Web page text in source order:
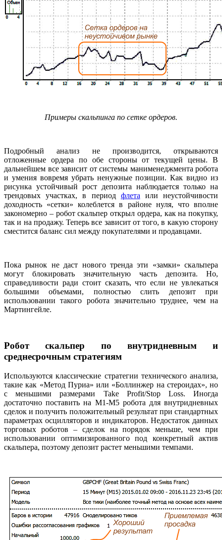
Примеры скальпинга по сетке ордеров.
Подробный анализ не производится, открываются
отложенные ордера по обе стороны от текущей цены. В
дальнейшем все зависит от системы манименеджмента робота
и умения вовремя убрать ненужные позиции. Как видно из
рисунка устойчивый рост депозита наблюдается только на
трендовых участках, в период флета или неустойчивости
доходность «сетки» колеблется в районе нуля, что вполне
закономерно – робот скальпер открыл ордера, как на покупку,
так и на продажу. Теперь все зависит от того, в какую сторону
сместится баланс сил между покупателями и продавцами.
Пока рынок не даст нового тренда эти «замки» скальпера
могут блокировать значительную часть депозита. Но,
справедливости ради стоит сказать, что если не увлекаться
большими объемами, полностью слить депозит при
использовании такого робота значительно труднее, чем на
Мартингейле.
Робот скальпер по внутридневным и
среднесрочным стратегиям
Используются классические стратегии технического анализа,
такие как «Метод Пуриа» или «Боллинжер на стероидах», но
с меньшими размерами Take Profit/Stop Loss. Иногда
достаточно поставить на М1-М5 робота для внутридневных
сделок и получить положительный результат при стандартных
параметрах осцилляторов и индикаторов. Недостаток данных
торговых роботов – сделок на порядок меньше, чем при
использовании оптимизированного под конкретный актив
скальпера, поэтому депозит растет меньшими темпами.